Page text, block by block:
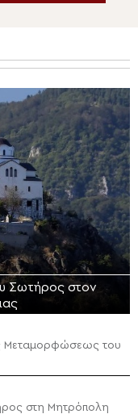
Σωτήρος στον
Μεταμορφώσεως του
στη Μητρόπολη